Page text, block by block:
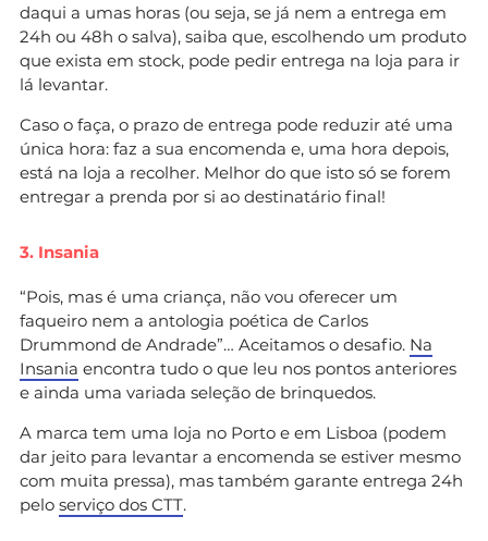
daqui a umas horas (ou seja, se já nem a entrega em
24h ou 48h o salva), saiba que, escolhendo um produto
que exista em stock, pode pedir entrega na loja para ir
lá levantar.
Caso o faça, o prazo de entrega pode reduzir até uma
única hora: faz a sua encomenda e, uma hora depois,
está na loja a recolher. Melhor do que isto só se forem
entregar a prenda por si ao destinatário final!
3. Insania
“Pois, mas é uma criança, não vou oferecer um
faqueiro nem a antologia poética de Carlos
Drummond de Andrade”… Aceitamos o desafio. Na
Insania encontra tudo o que leu nos pontos anteriores
e ainda uma variada seleção de brinquedos.
A marca tem uma loja no Porto e em Lisboa (podem
dar jeito para levantar a encomenda se estiver mesmo
com muita pressa), mas também garante entrega 24h
pelo serviço dos CTT.